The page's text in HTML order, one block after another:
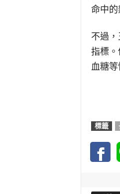
命中
不過
指標
血糖
標籤